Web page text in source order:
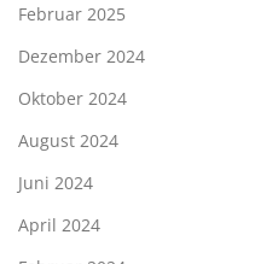
Februar 2025
Dezember 2024
Oktober 2024
August 2024
Juni 2024
April 2024